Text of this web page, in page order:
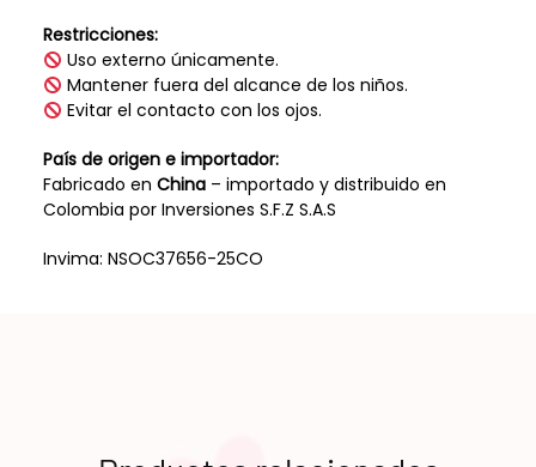
Restricciones:
Uso externo únicamente.
Mantener fuera del alcance de los niños.
Evitar el contacto con los ojos.
País de origen e importador:
Fabricado en China– importado y distribuido en
Colombia por Inversiones S.F.Z S.A.S
Invima: NSOC37656-25CO